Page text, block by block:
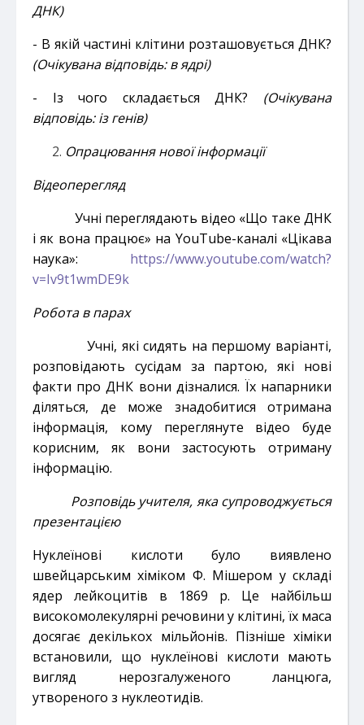
ДНК)
- В якій частині клітини розташовується ДНК?
(Очікувана відповідь: в ядрі)
- Із чого складається ДНК? (Очікувана
відповідь: із генів)
Опрацювання нової інформації
Відеоперегляд
Учні переглядають відео «Що таке ДНК
і як вона працює» на YouTube-каналі «Цікава
наука»:
https://www.youtube.com/watch?
v=Iv9t1wmDE9k
Робота в парах
Учні, які сидять на першому варіанті,
розповідають сусідам за партою, які нові
факти про ДНК вони дізналися. Їх напарники
діляться, де може знадобитися отримана
інформація, кому переглянуте відео буде
корисним, як вони застосують отриману
інформацію.
Розповідь учителя, яка супроводжується
презентацією
Нуклеїнові кислоти було виявлено
швейцарським хіміком Ф. Мішером у складі
ядер лейкоцитів в 1869 р. Це найбільш
високомолекулярні речовини у клітині, їх маса
досягає декількох мільйонів. Пізніше хіміки
встановили, що нуклеїнові кислоти мають
вигляд нерозгалуженого ланцюга,
утвореного з нуклеотидів.